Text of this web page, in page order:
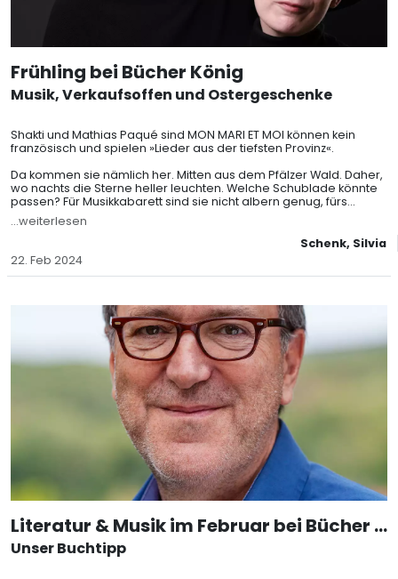
Frühling bei Bücher König
Musik, Verkaufsoffen und Ostergeschenke
Shakti und Mathias Paqué sind MON MARI ET MOI können kein
französisch und spielen »Lieder aus der tiefsten Provinz«.
Da kommen sie nämlich her. Mitten aus dem Pfälzer Wald. Daher,
wo nachts die Sterne heller leuchten. Welche Schublade könnte
passen? Für Musikkabarett sind sie nicht albern genug, fürs
Liedermachergenre wird auf ihren Konzerten eindeutig zu viel
gelacht. Vielleicht Kleinku
...weiterlesen
Schenk, Silvia
22. Feb 2024
Literatur & Musik im Februar bei Bücher K
önig
Unser Buchtipp